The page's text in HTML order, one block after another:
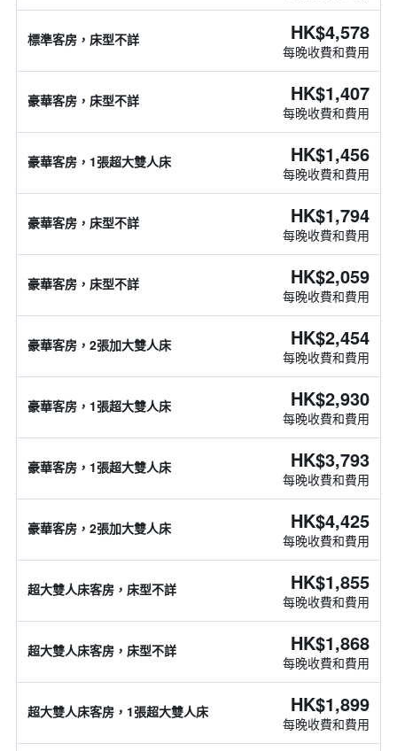
標準客房，床型不詳 HK$4,578
每晚收費和費用
豪華客房，床型不詳 HK$1,407
每晚收費和費用
豪華客房，1張超大雙人床 HK$1,456
每晚收費和費用
豪華客房，床型不詳 HK$1,794
每晚收費和費用
豪華客房，床型不詳 HK$2,059
每晚收費和費用
豪華客房，2張加大雙人床 HK$2,454
每晚收費和費用
豪華客房，1張超大雙人床 HK$2,930
每晚收費和費用
豪華客房，1張超大雙人床 HK$3,793
每晚收費和費用
豪華客房，2張加大雙人床 HK$4,425
每晚收費和費用
超大雙人床客房，床型不詳 HK$1,855
每晚收費和費用
超大雙人床客房，床型不詳 HK$1,868
每晚收費和費用
超大雙人床客房，1張超大雙人床 HK$1,899
每晚收費和費用